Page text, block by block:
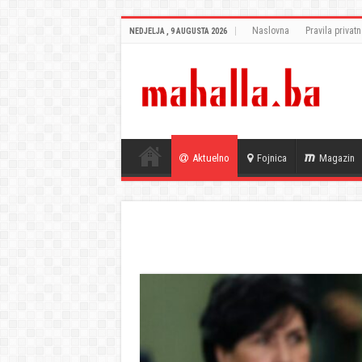
NEDJELJA , 9 AUGUSTA 2026 Naslovna Pravila
Aktuelno Fojnica Magazin